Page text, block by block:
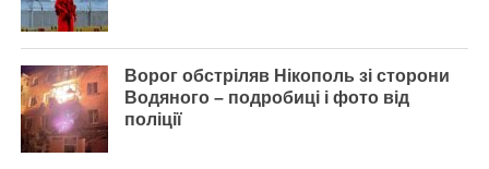
Ворог обстріляв Нікополь зі сторони
Водяного – подробиці і фото від
поліції